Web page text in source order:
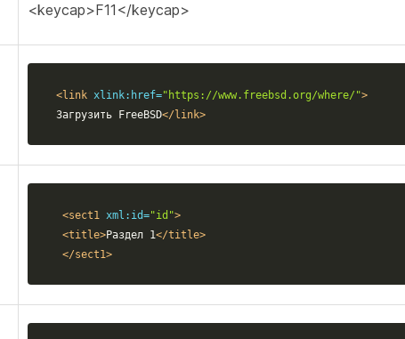
<keycap>F11</keycap>
<link xlink:href="https://www.freebsd.org/where/">
Загрузить FreeBSD</link>
<sect1 xml:id="id">
<title>Раздел 1</title>
</sect1>